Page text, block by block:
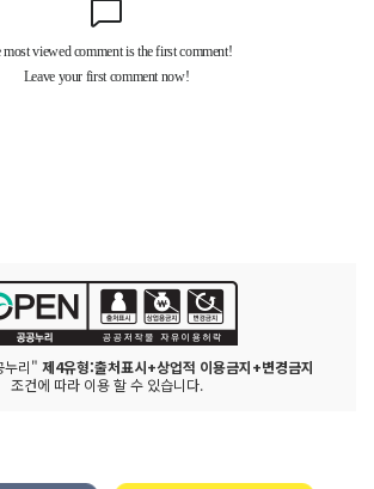
누리" 제4유형:출처표시+상업적 이용금지+변경금지
조건에 따라 이용 할 수 있습니다.